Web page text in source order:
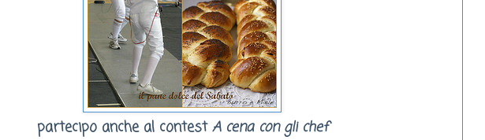
partecipo anche al contestA cena con gli chef